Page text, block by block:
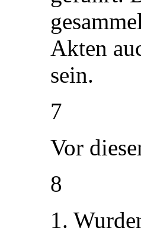
Akten
sein.
7
Vor
8
1.